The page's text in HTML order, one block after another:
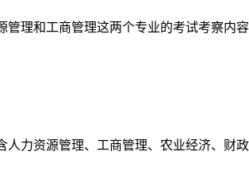
管理和工商管理这两个专业的考试考察内容
人力资源管理、工商管理、农业经济、财政